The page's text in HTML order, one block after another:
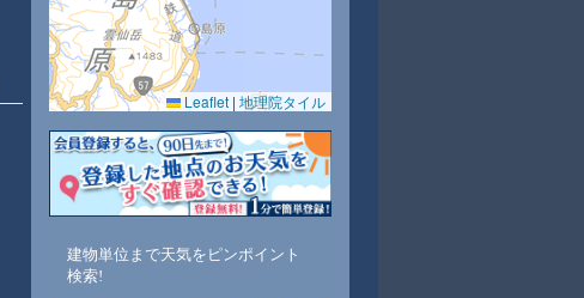
67 67 71 71
西 西 西
Leaflet | 地理院タイル
建物単位まで天気をピンポイント
検索!